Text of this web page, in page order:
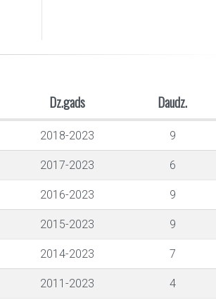
Dz.gads Daudz.
2018-2023 9
2017-2023 6
2016-2023 9
2015-2023 9
2014-2023 7
2011-2023 4